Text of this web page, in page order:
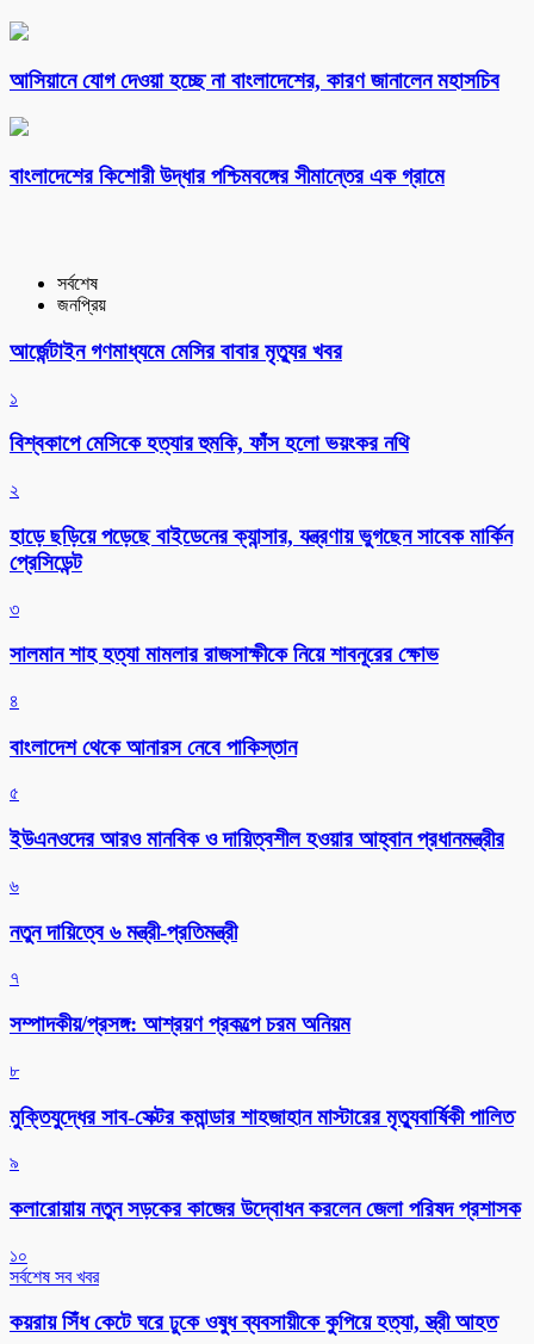
আসিয়ানে যোগ দেওয়া হচ্ছে না বাংলাদেশের, কারণ জানালেন মহাসচিব
বাংলাদেশের কিশোরী উদ্ধার পশ্চিমবঙ্গের সীমান্তের এক গ্রামে
সর্বশেষ
জনপ্রিয়
আর্জেন্টাইন গণমাধ্যমে মেসির বাবার মৃত্যুর খবর
১
বিশ্বকাপে মেসিকে হত্যার হুমকি, ফাঁস হলো ভয়ংকর নথি
২
হাড়ে ছড়িয়ে পড়েছে বাইডেনের ক্যান্সার, যন্ত্রণায় ভুগছেন সাবেক মার্কিন
প্রেসিডেন্ট
৩
সালমান শাহ হত্যা মামলার রাজসাক্ষীকে নিয়ে শাবনূরের ক্ষোভ
৪
বাংলাদেশ থেকে আনারস নেবে পাকিস্তান
৫
ইউএনওদের আরও মানবিক ও দায়িত্বশীল হওয়ার আহ্বান প্রধানমন্ত্রীর
৬
নতুন দায়িত্বে ৬ মন্ত্রী-প্রতিমন্ত্রী
৭
সম্পাদকীয়/প্রসঙ্গ: আশ্রয়ণ প্রকল্পে চরম অনিয়ম
৮
মুক্তিযুদ্ধের সাব-সেক্টর কমান্ডার শাহজাহান মাস্টারের মৃত্যুবার্ষিকী পালিত
৯
কলারোয়ায় নতুন সড়কের কাজের উদ্বোধন করলেন জেলা পরিষদ প্রশাসক
১০
সর্বশেষ সব খবর
কয়রায় সিঁধ কেটে ঘরে ঢুকে ওষুধ ব্যবসায়ীকে কুপিয়ে হত্যা, স্ত্রী আহত